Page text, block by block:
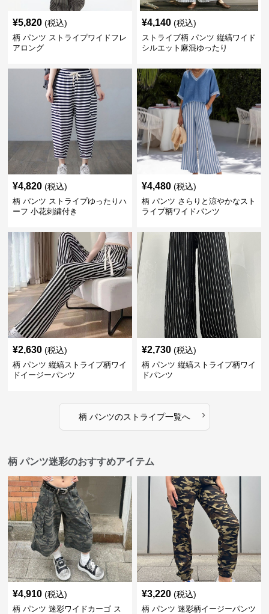
¥5,820 (税込)
柄 パンツ ストライプワイドフレ
アロング
¥4,140 (税込)
ストライブ柄 パンツ 縦縞ワイド
シルエット麻混ゆったり
¥4,820 (税込)
柄 パンツ ストライプゆったりハ
ーフ 小花刺繍付き
¥4,480 (税込)
柄 パンツ さらりと涼やかなスト
ライプ柄ワイドパンツ
¥2,630 (税込)
柄 パンツ 縦縞ストライプ柄ワイ
ドイージーパンツ
¥2,730 (税込)
柄 パンツ 縦縞ストライプ柄ワイ
ドパンツ
柄 パンツのストライプ一覧へ ›
柄 パンツ迷彩のおすすめアイテム
¥4,910 (税込)
柄 パンツ 迷彩ワイドカーゴ ス
¥3,220 (税込)
柄 パンツ 迷彩柄イージーパンツ